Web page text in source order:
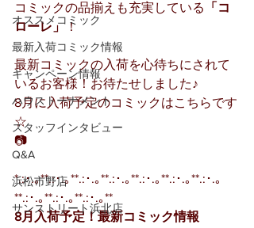
オススメコミック
最新入荷コミック情報
キャンペーン情報
ハウストーナメント
スタッフインタビュー
Q&A
浜松市野店
サンストリート浜北店
コミックの品揃えも充実している
「コ
ローレ」！
最新コミックの入荷を心待ちにされて
いるお客様！お待たせしました♪
8月に入荷予定のコミックはこちらです
☆
📷
*.:･.｡**.:･.｡**.:･.｡**.:･.｡**.:･.｡**.:･.｡**.:･.｡
**.:･.｡**.:･.｡**.:･.｡**
8月入荷予定！最新コミック情報